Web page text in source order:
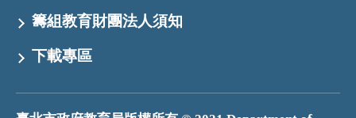
籌組教育財團法人須知
下載專區